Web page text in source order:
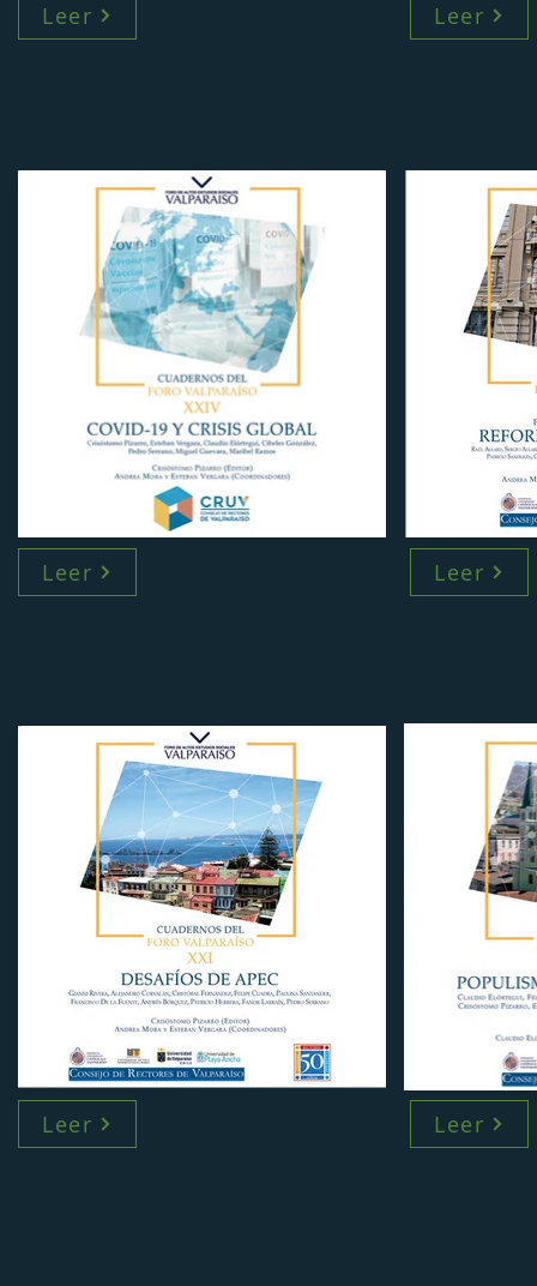
Leer Leer
Leer Leer
Leer Leer